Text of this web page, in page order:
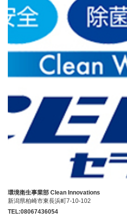
環境衛生事業部 Clean Innovations
新潟県柏崎市東長浜町7-10-102
TEL:08067436054